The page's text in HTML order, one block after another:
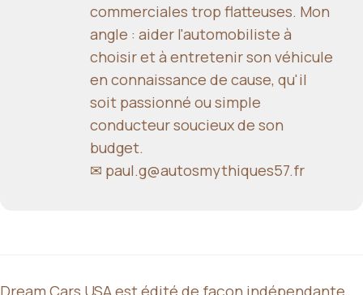
commerciales trop flatteuses. Mon
angle : aider l'automobiliste à
choisir et à entretenir son véhicule
en connaissance de cause, qu'il
soit passionné ou simple
conducteur soucieux de son
budget.
✉ paul.g@autosmythiques57.fr